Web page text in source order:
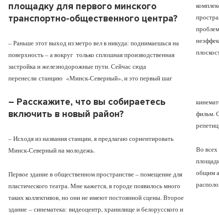
площадку для первого минского
транспортно-общественного центра?
– Раньше этот выход из метро вел в никуда: поднимаешься на
поверхность – а вокруг только сплошная производственная
застройка и железнодорожные пути. Сейчас сюда
перенесли станцию «Минск-Северный», и это первый шаг
– Расскажите, что вы собираетесь
включить в новый район?
– Исходя из названия станции, я предлагаю сориентировать
Минск-Северный на молодежь.
Первое здание в общественном пространстве – помещение для
пластического театра. Мне кажется, в городе появилось много
таких коллективов, но они не имеют постоянной сцены. Второе
здание – синематека: видеоцентр, хранилище и белорусского и
фильм.
Во всех
общим